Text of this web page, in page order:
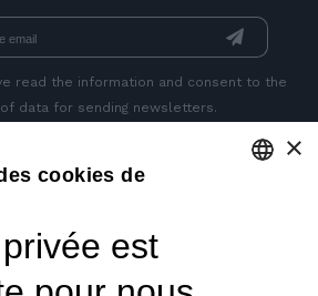
read the information and consent to the
data for sending newsletters.
×
cookies de
est